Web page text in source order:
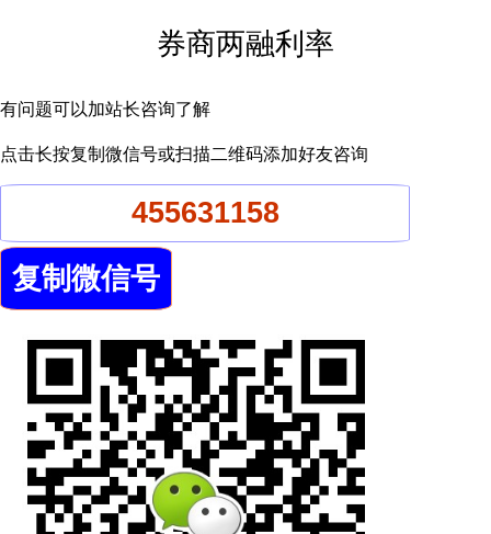
券商两融利率
有问题可以加站长咨询了解
点击长按复制微信号或扫描二维码添加好友咨询